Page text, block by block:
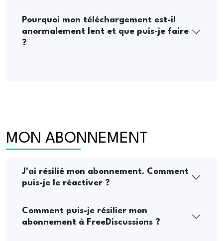
Pourquoi mon téléchargement est-il
anormalement lent et que puis-je faire
?
MON ABONNEMENT
J'ai résilié mon abonnement. Comment
puis-je le réactiver ?
Comment puis-je résilier mon
abonnement à FreeDiscussions ?